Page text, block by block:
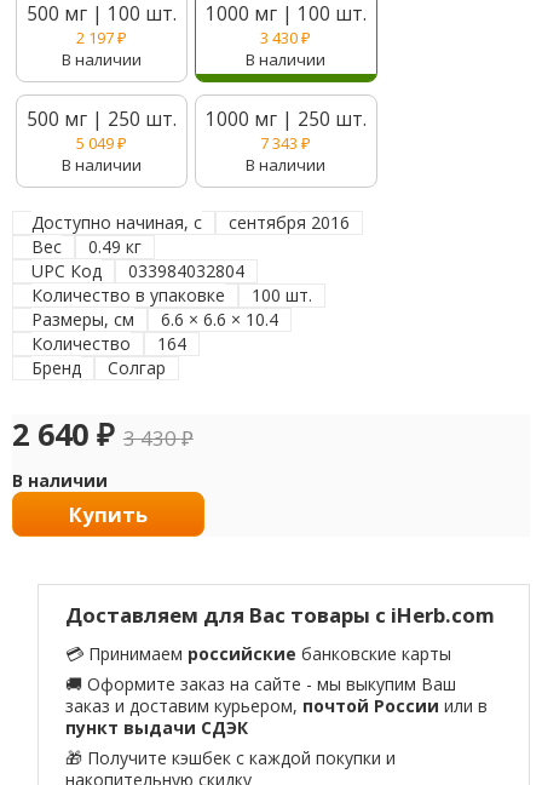
500 мг | 100 шт.
2 197₽
В наличии
1000 мг | 100 шт.
3 430₽
В наличии
500 мг | 250 шт.
5 049₽
В наличии
1000 мг | 250 шт.
7 343₽
В наличии
Доступно начиная, с
сентября 2016
Вес
0.49 кг
UPC Код
033984032804
Количество в упаковке
100 шт.
Размеры, см
6.6 × 6.6 × 10.4
Количество
164
Бренд
Солгар
2 640 ₽ 3 430₽
В наличии
Купить
Доставляем для Вас товары с iHerb.com
💳 Принимаем российские банковские карты
🚚 Оформите заказ на сайте - мы выкупим Ваш
заказ и доставим курьером, почтой России или в
пункт выдачи СДЭК
🎁 Получите кэшбек с каждой покупки и
накопительную скидку